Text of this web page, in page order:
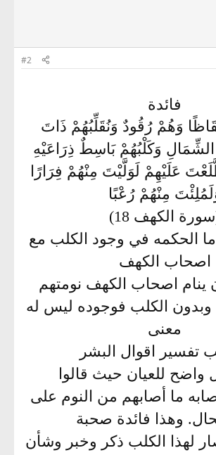
#2
فائدة
وَهُمْ رُقُودٌ وَنُقَلِّبُهُمْ ذَاتَ
وَكَلْبُهُمْ بَاسِطٌ ذِرَاعَيْهِ
عَلَيْهِمْ لَوَلَّيْتَ مِنْهُمْ فِرَارًا
مِنْهُمْ رُعْبًا
الكهف 18)
ما الحكمه في وجود الكلب مع
اصحاب الكهف
ينام اصحاب الكهف نومتهم
وبدون الكلب فوجوده ليس له
معنى
اقوال البشر
للعيان حيث قالوا
ما أصابهم من النوم على
وهذا فائدة صحبة
صار لهذا الكلب ذكر وخبر وشأن